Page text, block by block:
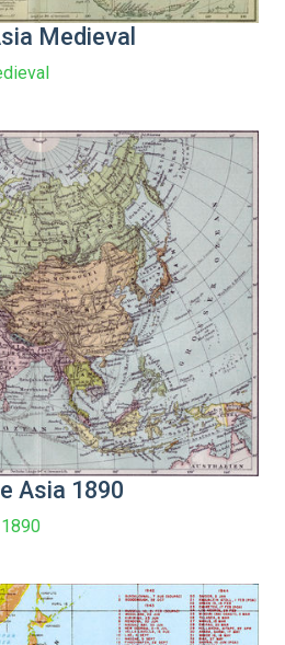
Medieval
Asia 1890